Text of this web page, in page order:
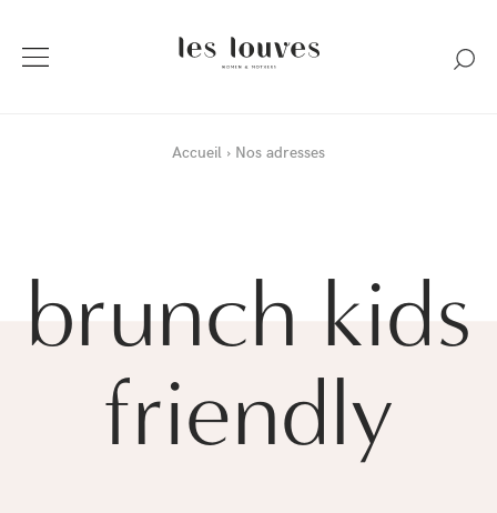
Accueil Nos adresses
brunch kids
friendly